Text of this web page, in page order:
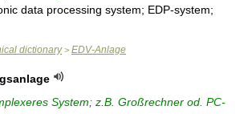
data processing system; EDP-system;
dictionary> EDV-Anlage
System; z.B. Großrechner od. PC-